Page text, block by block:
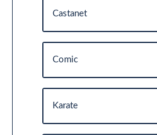
Castanet
Comic
Karate